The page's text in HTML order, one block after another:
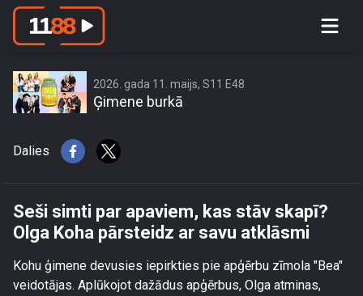
Seši simti par apaviem, kas stāv
2026. gada 11. maijs, S11 E48
Ģimene burkā
Dalies
Seši simti par apaviem, kas stāv skapī?
Olga Koha pārsteidz ar savu atklāsmi
Kohu ģimene devusies iepirkties pie apģērbu zīmola "Bea"
veidotājas. Aplūkojot dažādus apģērbus, Olga atminas,